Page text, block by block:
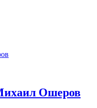
Ошеров